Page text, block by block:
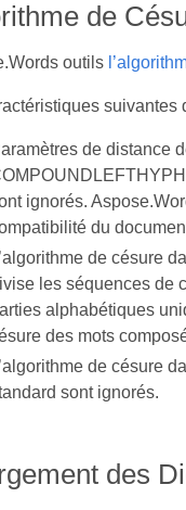
de
outils
de distance
ignorés.
du
de césure
les séquences de
alphabétiques
des mots
de césure
sont ignorés.
des